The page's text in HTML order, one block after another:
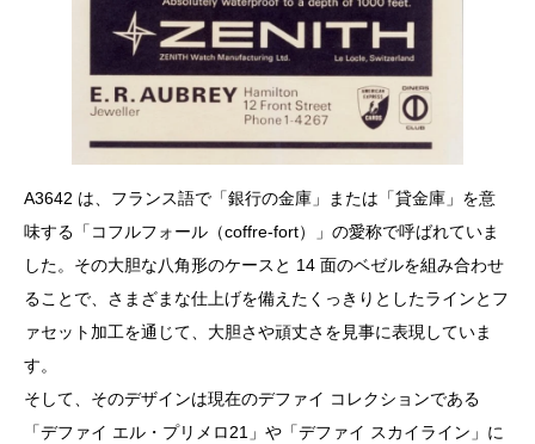
A3642 は、フランス語で「銀行の金庫」または「貸金庫」を意
味する「コフルフォール（coffre-fort）」の愛称で呼ばれていま
した。その大胆な八角形のケースと 14 面のベゼルを組み合わせ
ることで、さまざまな仕上げを備えたくっきりとしたラインとフ
ァセット加工を通じて、大胆さや頑丈さを見事に表現していま
す。
そして、そのデザインは現在のデファイ コレクションである
「デファイ エル・プリメロ21」や「デファイ スカイライン」に